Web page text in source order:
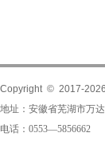
Copyright © 2017-2026
地址：安徽省芜湖市万
电话：0553—5856662